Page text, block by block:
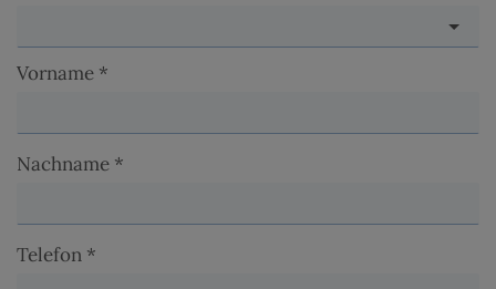
Vorname
Nachname
Telefon